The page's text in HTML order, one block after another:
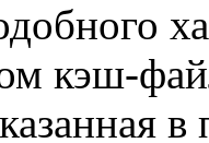
кэш-
в